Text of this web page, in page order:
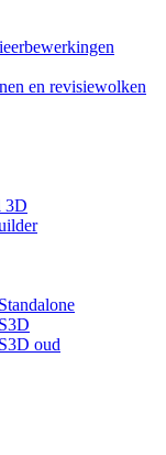
en revisiewolken
3D
oud